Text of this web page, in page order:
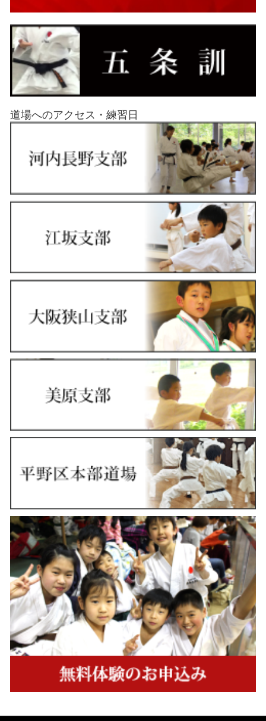
道場へのアクセス・練習日